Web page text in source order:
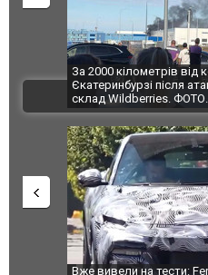
За 2000 кілометрів від
Єкатеринбурзі після
склад Wildberries.
Вже вивели на тести: